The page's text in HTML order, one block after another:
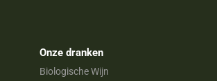
Onze dranken
Biologische Wijn